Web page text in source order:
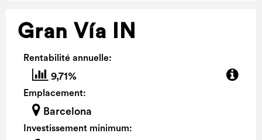
Gran Vía IN
Rentabilité annuelle:
9,71%
Emplacement:
Barcelona
Investissement minimum: